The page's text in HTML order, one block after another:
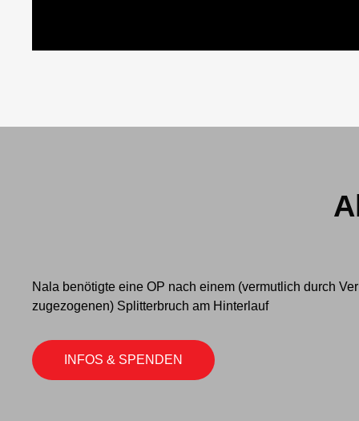
Nala benötigte eine OP nach einem (vermutlich durch
zugezogenen) Splitterbruch am Hinterlauf
INFOS & SPENDEN